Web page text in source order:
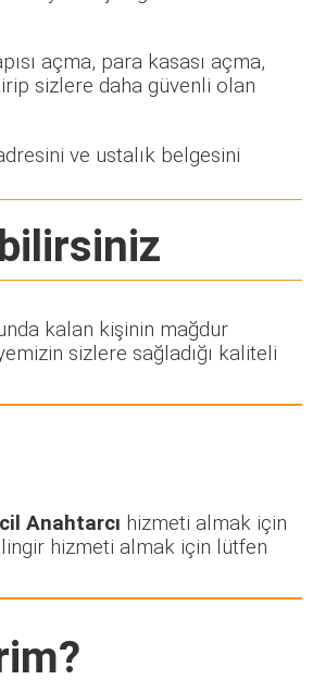
açma, para kasası açma,
sizlere daha güvenli olan
ve ustalık belgesini
kalan kişinin mağdur
sizlere sağladığı kaliteli
Anahtarcı hizmeti almak için
hizmeti almak için lütfen